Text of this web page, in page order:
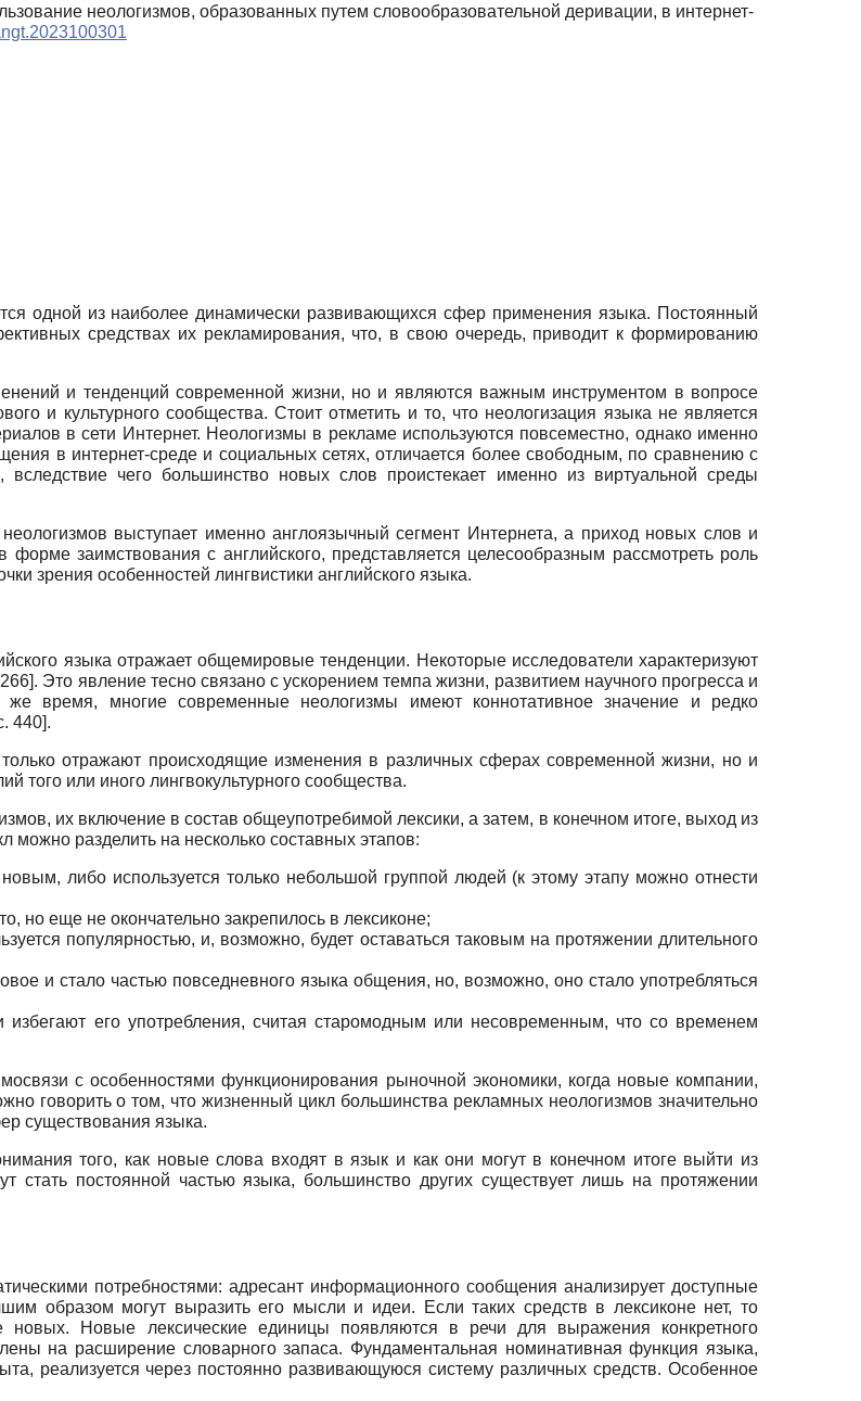
неологизмов, образованных путем словообразовательной деривации, в интернет-
одной из наиболее динамически развивающихся сфер применения языка. Постоянный
средствах их рекламирования, что, в свою очередь, приводит к формированию
и тенденций современной жизни, но и являются важным инструментом в вопросе
и культурного сообщества. Стоит отметить и то, что неологизация языка не является
в сети Интернет. Неологизмы в рекламе используются повсеместно, однако именно
в интернет-среде и социальных сетях, отличается более свободным, по сравнению с
чего большинство новых слов проистекает именно из виртуальной среды
выступает именно англоязычный сегмент Интернета, а приход новых слов и
форме заимствования с английского, представляется целесообразным рассмотреть роль
зрения особенностей лингвистики английского языка.
языка отражает общемировые тенденции. Некоторые исследователи характеризуют
. Это явление тесно связано с ускорением темпа жизни, развитием научного прогресса и
время, многие современные неологизмы имеют коннотативное значение и редко
440].
отражают происходящие изменения в различных сферах современной жизни, но и
или иного лингвокультурного сообщества.
их включение в состав общеупотребимой лексики, а затем, в конечном итоге, выход из
разделить на несколько составных этапов:
либо используется только небольшой группой людей (к этому этапу можно отнести
но еще не окончательно закрепилось в лексиконе;
популярностью, и, возможно, будет оставаться таковым на протяжении длительного
и стало частью повседневного языка общения, но, возможно, оно стало употребляться
его употребления, считая старомодным или несовременным, что со временем
с особенностями функционирования рыночной экономики, когда новые компании,
говорить о том, что жизненный цикл большинства рекламных неологизмов значительно
существования языка.
того, как новые слова входят в язык и как они могут в конечном итоге выйти из
стать постоянной частью языка, большинство других существует лишь на протяжении
потребностями: адресант информационного сообщения анализирует доступные
образом могут выразить его мысли и идеи. Если таких средств в лексиконе нет, то
новых. Новые лексические единицы появляются в речи для выражения конкретного
на расширение словарного запаса. Фундаментальная номинативная функция языка,
реализуется через постоянно развивающуюся систему различных средств. Особенное